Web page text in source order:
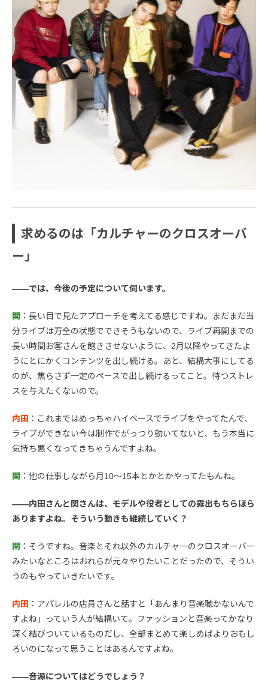
求めるのは「カルチャーのクロスオーバ
ー」
――では、今後の予定について伺います。
関 ：長い目で見たアプローチを考えてる感じですね。まだまだ当
分ライブは万全の状態でできそうもないので、ライブ再開までの
長い時間お客さんを飽きさせないように、2月以降やってきたよ
うにとにかくコンテンツを出し続ける。あと、結構大事にしてる
のが、焦らさず一定のペースで出し続けるってこと。待つストレ
スを与えたくないので。
内田 ：これまではめっちゃハイペースでライブをやってたんで、
ライブができない今は制作でがっつり動いてないと、もう本当に
気持ち悪くなってきちゃうんですよね。
関 ：他の仕事しながら月10〜15本とかとかやってたもんね。
――内田さんと関さんは、モデルや役者としての露出もちらほら
ありますよね。そういう動きも継続していく？
関 ：そうですね。音楽とそれ以外のカルチャーのクロスオーバー
みたいなところはおれらが元々やりたいことだったので、そうい
うのもやっていきたいです。
内田 ：アパレルの店員さんと話すと「あんまり音楽聴かないんで
すよね」っていう人が結構いて。ファッションと音楽ってかなり
深く結びついているものだし、全部まとめて楽しめばよりおもし
ろいのになって思うことはあるんですよね。
――音源についてはどうでしょう？